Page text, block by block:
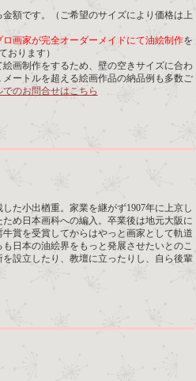
額です。（ご希望のサイズにより価格は上
ロ画家が完全オーダーメイドにて油絵制作を
おります）
画制作をするため、壁の空きサイズに合わ
ートルを超える絵画作品の納品例も多数ご
でのお問合せはこちら
た小出楢重。家業を継がず1907年に上京し
め日本画科への編入。卒業後は地元大阪に
賞を受賞してからはやっと画家として軌道
日本の油絵界をもっと発展させたいとのこ
設立したり、教壇に立ったりし、自ら後輩